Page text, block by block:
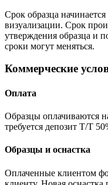
Срок образца
визуализации. Срок
утверждения образца и
сроки могут меняться.
Коммерческие
Оплата
Образцы оплачиваются
требуется депозит T/T
Образцы и оснастка
Оплаченные клиентом